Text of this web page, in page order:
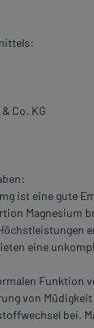
Co. KG
ist eine gute
Magnesium
eine
Funktion
von
bei.